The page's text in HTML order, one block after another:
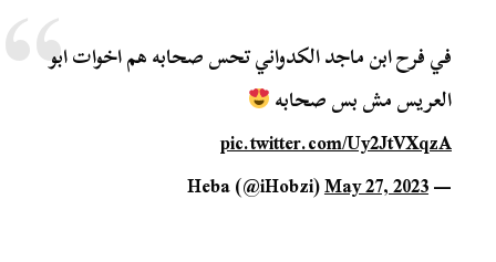
في فرح ابن ماجد الكدواني تحس صحابه هم اخوات ابو
العريس مش بس صحابه
pic.twitter.com/Uy2JtVXqzA
— Heba (@iHobzi)
May 27, 2023